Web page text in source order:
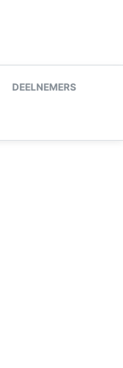
DEELNEMERS